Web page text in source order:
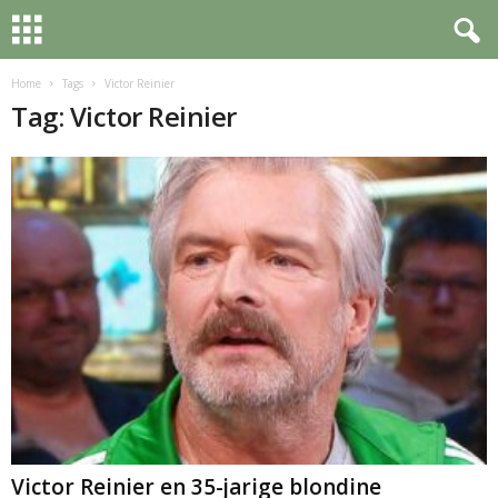
Home Tags Victor Reinier
Tag: Victor Reinier
Victor Reinier en 35-jarige blondine